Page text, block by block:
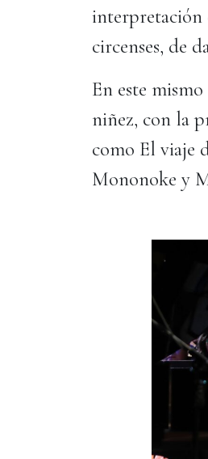
interpretación
circenses, de
En este
niñez, con la
como El viaje
Mononoke y